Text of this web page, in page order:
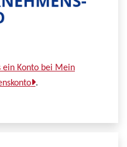
ein Konto bei Mein
.